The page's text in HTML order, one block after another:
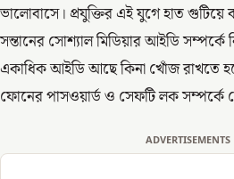
ভালোবাসে। প্রযুক্তির এই যুগে হাত গুটিয়ে
সন্তানের সোশ্যাল মিডিয়ার আইডি সম্পর্কে
একাধিক আইডি আছে কিনা খোঁজ রাখতে
ফোনের পাসওয়ার্ড ও সেফটি লক সম্পর্কে
ADVERTISEMENTS